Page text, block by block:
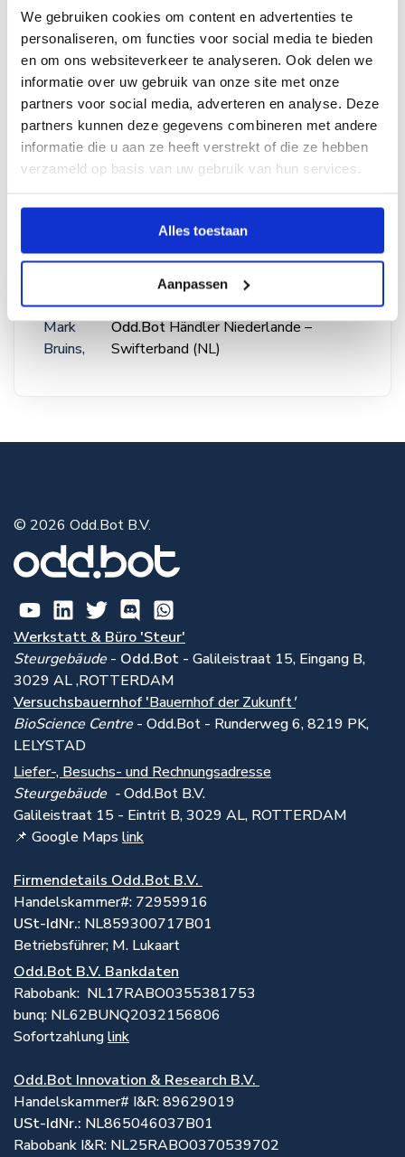
We gebruiken cookies om content en advertenties te
personaliseren, om functies voor social media te bieden
en om ons websiteverkeer te analyseren. Ook delen we
informatie over uw gebruik van onze site met onze
partners voor social media, adverteren en analyse. Deze
partners kunnen deze gegevens combineren met andere
informatie die u aan ze heeft verstrekt of die ze hebben
verzameld op basis van uw gebruik van hun services.
Alles toestaan
Aanpassen
"Landwirte suchen nach
erschwinglichen Möglichkeiten, den
Unkrautdruck zu verringern. Der
Maverick ist eine Maschine, die sich in
zwei bis drei Jahren amortisiert.
Mark
Bruins,
Odd.BotHändler Niederlande –
Swifterband (NL)
© 2026 Odd.Bot B.V.
Werkstatt & Büro 'Steur'
Steurgebäude - Odd.Bot - Galileistraat 15, Eingang B,
3029 AL ,ROTTERDAM
Versuchsbauernhof 'Bauernhof der Zukunft'
BioScience Centre - Odd.Bot - Runderweg 6, 8219 PK,
LELYSTAD
Liefer-, Besuchs- und Rechnungsadresse
Steurgebäude -Odd.Bot B.V.
Galileistraat 15 - Eintrit B, 3029 AL, ROTTERDAM
📌 Google Maps link
Firmendetails Odd.Bot B.V.
Handelskammer#: 72959916
USt-IdNr.: NL859300717B01
Betriebsführer; M. Lukaart
Odd.Bot B.V. Bankdaten
Rabobank: NL17RABO0355381753
bunq: NL62BUNQ2032156806
Sofortzahlunglink
Odd.Bot Innovation & Research B.V.
Handelskammer# I&R: 89629019
USt-IdNr.: NL865046037B01
Rabobank I&R: NL25RABO0370539702